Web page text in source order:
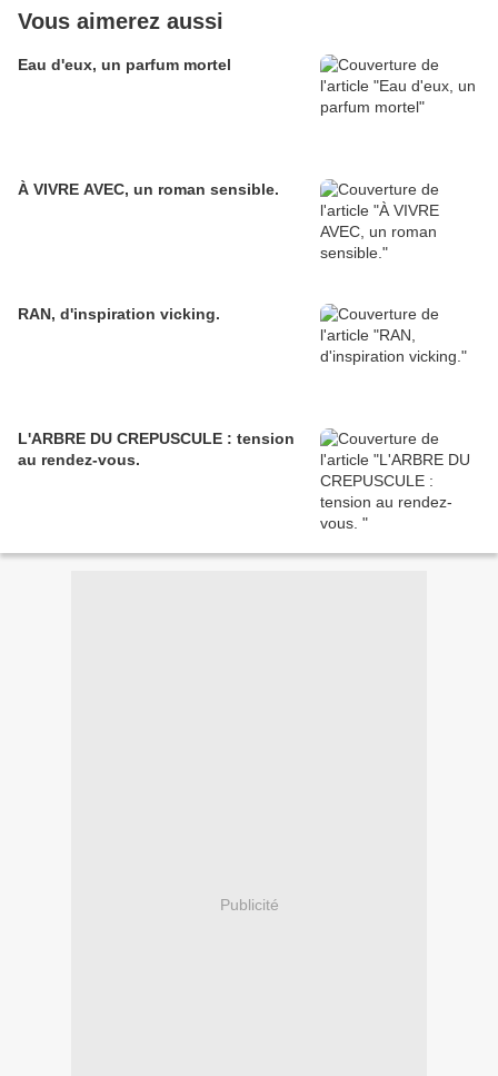
Vous aimerez aussi
Eau d'eux, un parfum mortel
À VIVRE AVEC, un roman sensible.
RAN, d'inspiration vicking.
L'ARBRE DU CREPUSCULE : tension
au rendez-vous.
Publicité